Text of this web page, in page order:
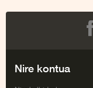
Nire kontua